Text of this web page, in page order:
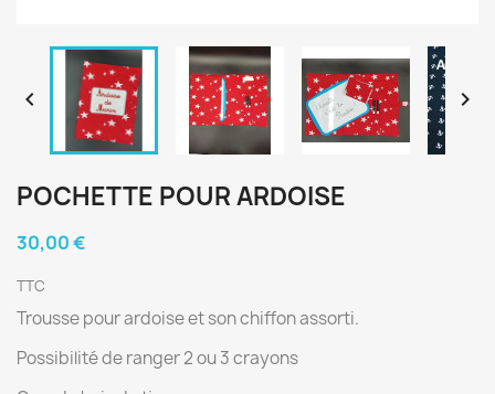
 
POCHETTE POUR ARDOISE
30,00 €
TTC
Trousse pour ardoise et son chiffon assorti.
Possibilité de ranger 2 ou 3 crayons